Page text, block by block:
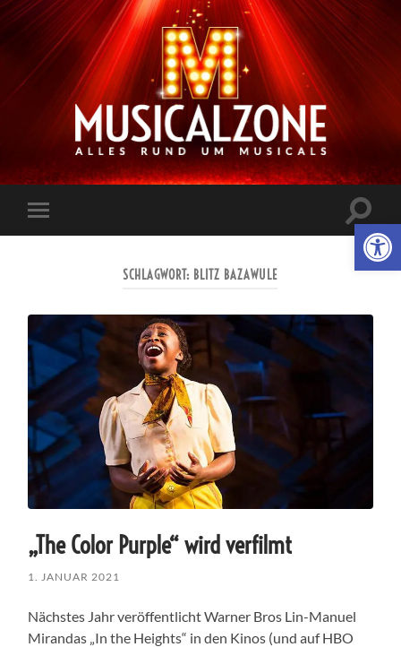
Musicalzone.de
Mobile-
Menü
ein-/
SCHLAGWORT: BLITZ BAZAWULE
„The Color Purple“ wird verfilmt
1. JANUAR 2021
Nächstes Jahr veröffentlicht Warner Bros Lin-Manuel
Mirandas „In the Heights“ in den Kinos (und auf HBO